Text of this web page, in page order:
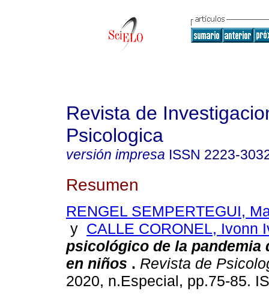
Revista de
Psicologica
versión impresa ISSN 2223-
Resumen
RENGEL SEMPERTEGUI,
y CALLE CORONEL, Ivonn
psicológico de la pandemia
en niños . Revista de
2020, n.Especial, pp.75-85.